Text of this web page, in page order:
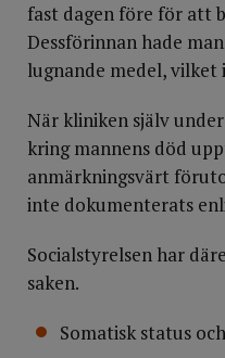
fast dagen före för att
Dessförinnan hade
lugnande medel, vilket
När kliniken själv
kring mannens död
anmärkningsvärt
inte dokumenterats
Socialstyrelsen har
saken.
Somatisk status